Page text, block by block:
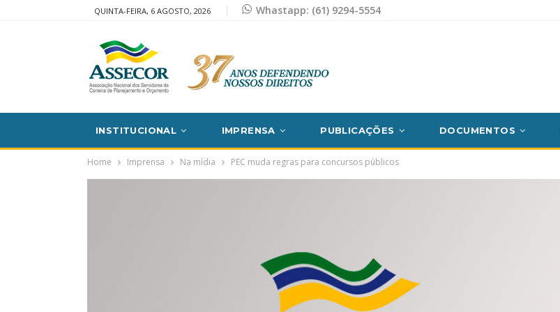
QUINTA-FEIRA, 6 AGOSTO, 2026 Whastapp: (61) 9294-5554
INSTITUCIONAL IMPRENSA PUBLICAÇÕES DOCUMENTOS
Home Imprensa Na mídia PEC muda regras para concursos públicos